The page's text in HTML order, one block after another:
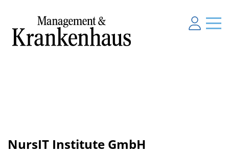
NursIT Institute GmbH